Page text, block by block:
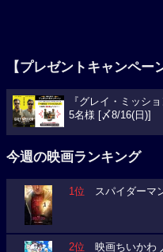
【プレゼントキャンペー
『グレイ・ミッシ
5名様 [〆8/16(日)]
今週の映画ランキング
1位 スパイダーマ
2位 映画ちいかわ